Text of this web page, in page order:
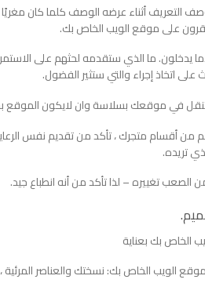
أثناء عرضه الوصف كلما كان
على موقع الويب الخاص بك.
يدخلون. ما الذي ستقدمه لحثهم على
اتخاذ إجراء والتي ستثير الفضول.
في موقعك بسلاسة وان لايكون الموقع
من أقسام متجرك ، تأكد من تقديم نفس
تريده.
تغييره – لذا تأكد من أنه انطباع جيد.
الخاص بك بعناية
الويب الخاص بك: نسختك والعناصر